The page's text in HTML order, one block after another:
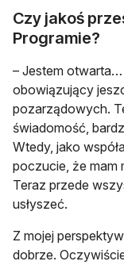
Czy jakoś
Programie?
– Jestem otwarta…
obowiązujący
pozarządowych.
świadomość,
Wtedy, jako
poczucie, że mam
Teraz przede
usłyszeć.
Z mojej
dobrze.